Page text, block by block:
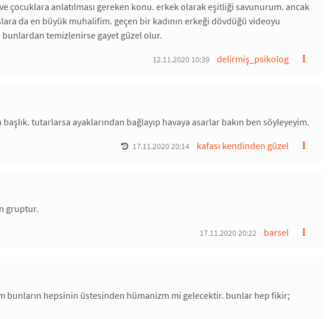
ve çocuklara anlatılması gereken konu. erkek olarak eşitliği savunurum. ancak
da en büyük muhalifim. geçen bir kadının erkeği dövdüğü videoyu
temizlenirse gayet güzel olur.
delirmiş_psikolog
12.11.2020 10:39
tutarlarsa ayaklarından bağlayıp havaya asarlar bakın ben söyleyeyim.
kafası kendinden güzel
17.11.2020 20:14
gruptur.
barsel
17.11.2020 20:22
bunların hepsinin üstesinden hümanizm mi gelecektir. bunlar hep fikir;